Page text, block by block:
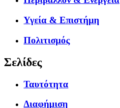
Υγεία & Επιστήμη
Πολιτισμός
Σελίδες
Ταυτότητα
Διαφήμιση